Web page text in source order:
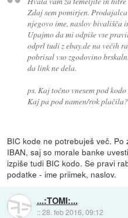
Zdaj sem pomirjen.
njegovo ime, naslov bivališča
Upajmo da mi odpiše vse
odprl tudi z ebay.de na večih
pobrisal vso zgodovino
da link ne dela.
ps. Kaj točno vnesem pod
Kaj pa pod namen/rok plačila?
BIC kode ne potrebuješ več.
IBAN, saj so morale banke
izpiše tudi BIC kodo. Se pravi
podatke - ime priimek, naslov.
...:TOMI:...
::28. feb 2016, 09:12